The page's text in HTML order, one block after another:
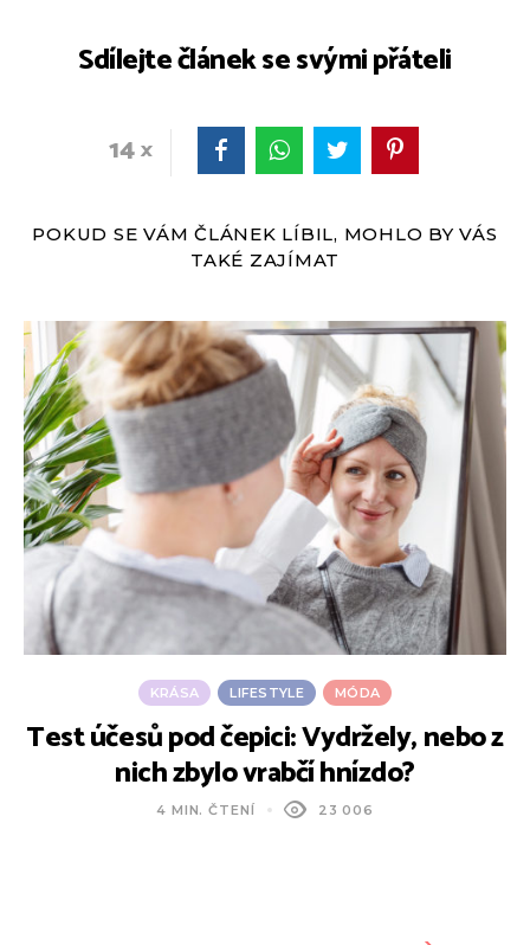
Sdílejte článek se svými přáteli
14
POKUD SE VÁM ČLÁNEK LÍBIL, MOHLO BY VÁS
TAKÉ ZAJÍMAT
KRÁSA LIFESTYLE MÓDA
Test účesů pod čepici: Vydržely, nebo z
nich zbylo vrabčí hnízdo?
4 MIN. ČTENÍ 23 006